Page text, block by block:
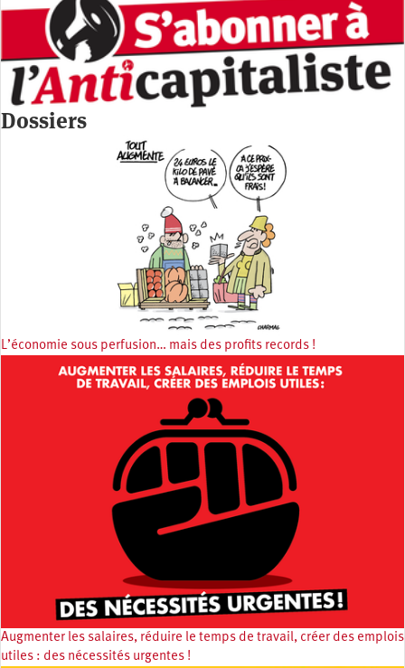
Dossiers
L’économie sous perfusion… mais des profits records !
Augmenter les salaires, réduire le temps de travail, créer des emplois
utiles : des nécessités urgentes !